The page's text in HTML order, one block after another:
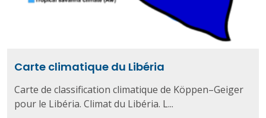
Carte climatique du Libéria
Carte de classification climatique de Köppen–Geiger
pour le Libéria. Climat du Libéria. L...